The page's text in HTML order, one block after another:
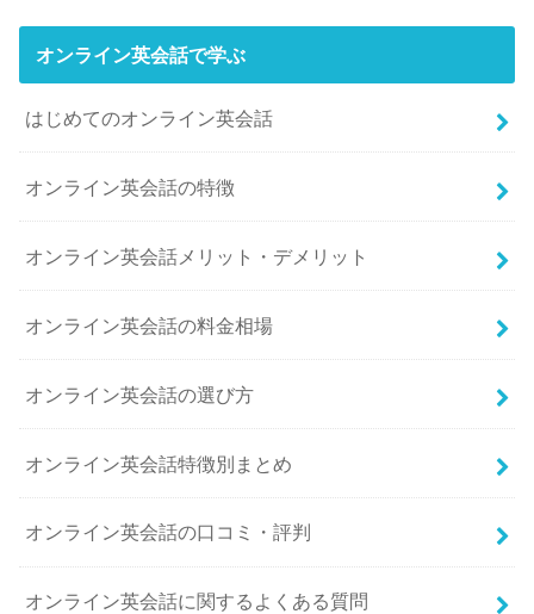
オンライン英会話で学ぶ
はじめてのオンライン英会話
オンライン英会話の特徴
オンライン英会話メリット・デメリット
オンライン英会話の料金相場
オンライン英会話の選び方
オンライン英会話特徴別まとめ
オンライン英会話の口コミ・評判
オンライン英会話に関するよくある質問